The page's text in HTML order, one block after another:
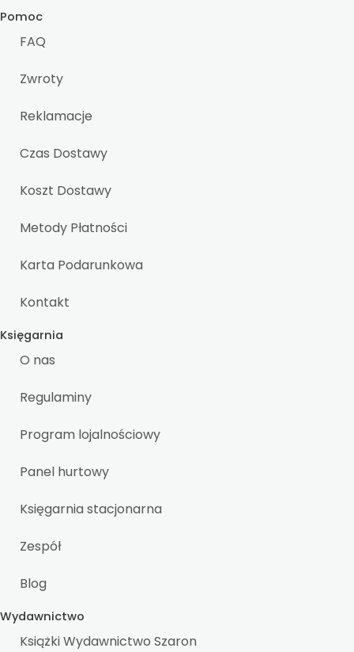
Pomoc
FAQ
Zwroty
Reklamacje
Czas Dostawy
Koszt Dostawy
Metody Płatności
Karta Podarunkowa
Kontakt
Księgarnia
O nas
Regulaminy
Program lojalnościowy
Panel hurtowy
Księgarnia stacjonarna
Zespół
Blog
Wydawnictwo
Książki Wydawnictwo Szaron